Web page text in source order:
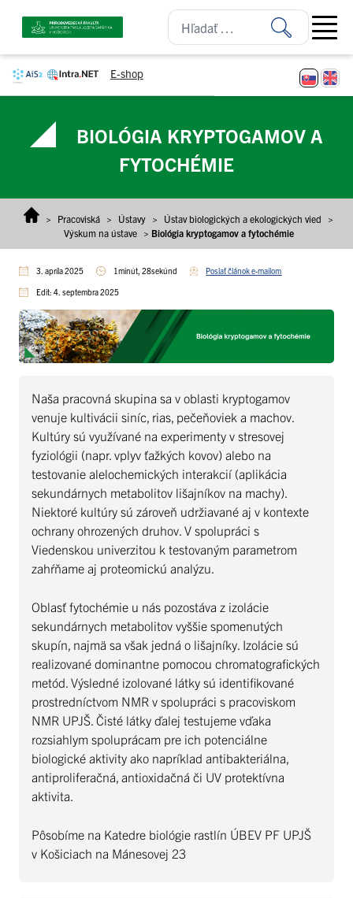
E-shop
Open
BIOLÓGIA KRYPTOGAMOV A
FYTOCHÉMIE
> Pracoviská > Ústavy > Ústav biologických a ekologických vied
>
Výskum na ústave
> Biológia kryptogamov a fytochémie
3. apríla 2025 1minút, 28sekúnd Poslať článok e-mailom
Edit: 4. septembra 2025
Naša pracovná skupina sa v oblasti kryptogamov
venuje kultivácii siníc, rias, pečeňoviek a machov.
Kultúry sú využívané na experimenty v stresovej
fyziológii (napr. vplyv ťažkých kovov) alebo na
testovanie alelochemických interakcií (aplikácia
sekundárnych metabolitov lišajníkov na machy).
Niektoré kultúry sú zároveň udržiavané aj v kontexte
ochrany ohrozených druhov. V spolupráci s
Viedenskou univerzitou k testovaným parametrom
zahŕňame aj proteomickú analýzu.
Oblasť fytochémie u nás pozostáva z izolácie
sekundárnych metabolitov vyššie spomenutých
skupín, najmä sa však jedná o lišajníky. Izolácie sú
realizované dominantne pomocou chromatografických
metód. Výsledné izolované látky sú identifikované
prostredníctvom NMR v spolupráci s pracoviskom
NMR UPJŠ. Čisté látky ďalej testujeme vďaka
rozsiahlym spoluprácam pre ich potenciálne
biologické aktivity ako napríklad antibakteriálna,
antiproliferačná, antioxidačná či UV protektívna
aktivita.
Pôsobíme na Katedre biológie rastlín ÚBEV PF UPJŠ
v Košiciach na Mánesovej 23